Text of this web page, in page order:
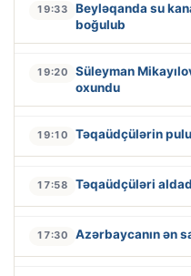
19:33
Beyləqanda su
boğulub
19:20
Süleyman
oxundu
19:10 Təqaüdçülərin
17:58 Təqaüdçüləri
17:30 Azərbaycanın ən